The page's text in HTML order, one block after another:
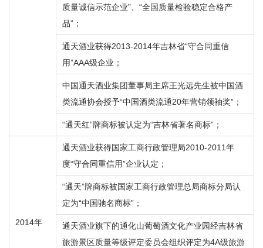
质量诚信示范企业”、“全国质量检验稳定合格产
品”；
通天酒业获得2013-2014年吉林省“守合同重信
用”AAA级企业；
中国通天酒业集团董事局主席王光远先生被中国酒
类流通协会授予“中国酒类流通20年营销领袖奖”；
“通天红”牌商标被认定为“吉林省著名商标”；
2014年
通天酒业获得国家工商行政管理局2010-2011年
度“守合同重信用”企业认定；
“通天”牌商标被国家工商行政管理总局商标分局认
定为“中国驰名商标”；
通天酒业旗下的通化山葡萄酒文化产业园经吉林省
旅游景区质量等级评定委员会组织评定为4A级旅游